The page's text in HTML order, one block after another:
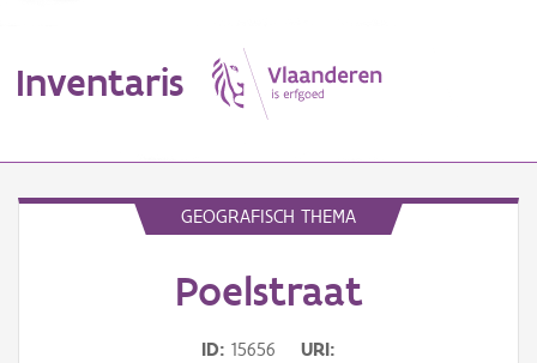
Inventaris
GEOGRAFISCH THEMA
Poelstraat
ID 15656
URI